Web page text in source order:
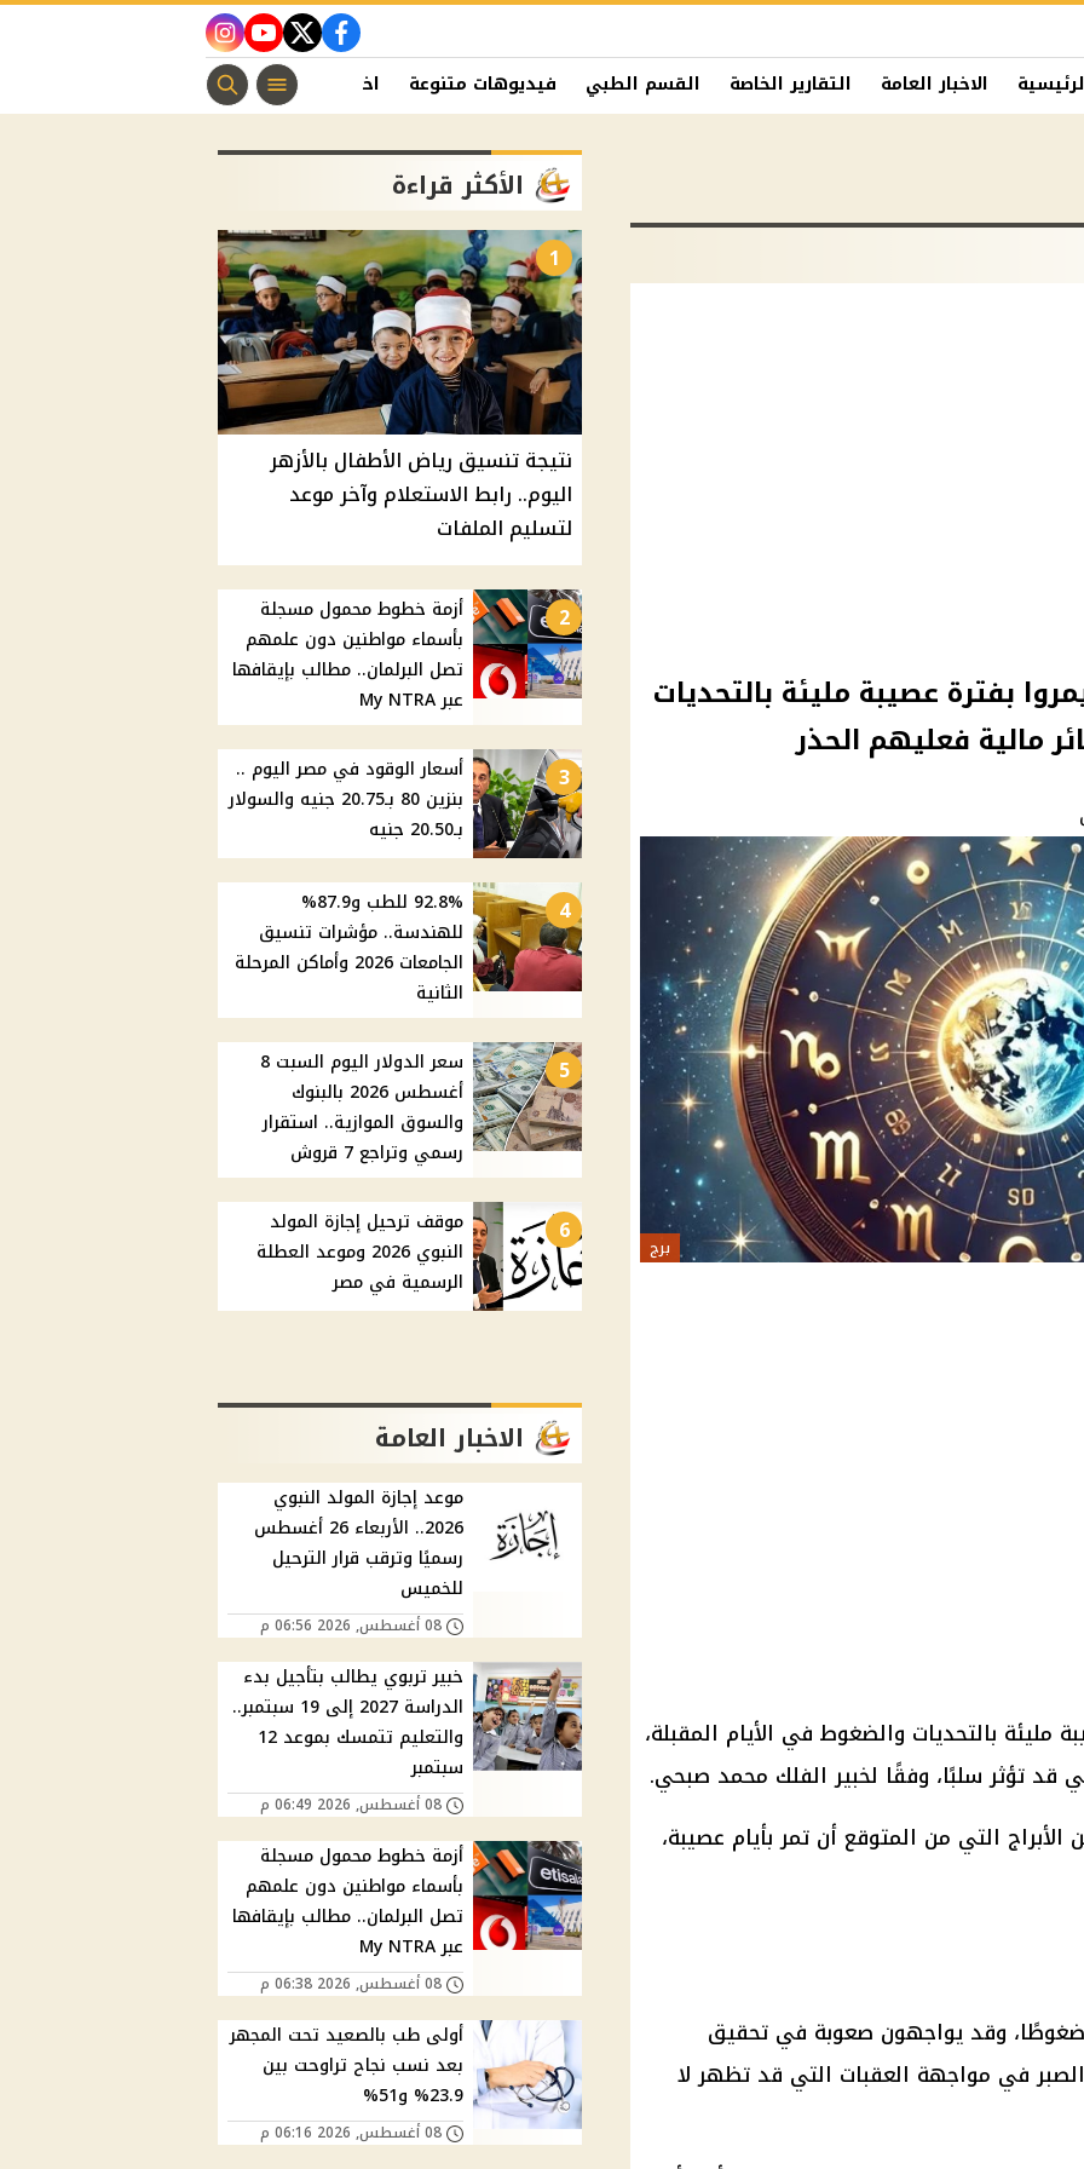
facebook
twitter
youtube
instagram
الاخبار العامة التقارير الخاصة القسم الطبي فيديوهات متنوعة اخبار الفن منوعات مسيحية
بفترة عصيبة مليئة بالتحديات
مالية فعليهم الحذر
برج
مليئة بالتحديات والضغوط في الأيام المقبلة،
تؤثر سلبًا، وفقًا لخبير الفلك محمد صبحي.
التي من المتوقع أن تمر بأيام عصيبة،
وقد يواجهون صعوبة في تحقيق
في مواجهة العقبات التي قد تظهر لا
الأكثر قراءة
1
نتيجة تنسيق رياض الأطفال بالأزهر
اليوم.. رابط الاستعلام وآخر موعد
لتسليم الملفات
2
أزمة خطوط محمول مسجلة
بأسماء مواطنين دون علمهم
تصل البرلمان.. مطالب بإيقافها
عبر My NTRA
3
أسعار الوقود في مصر اليوم ..
بنزين 80 بـ20.75 جنيه والسولار
بـ20.50 جنيه
4
92.8% للطب و87.9%
للهندسة.. مؤشرات تنسيق
الجامعات 2026 وأماكن المرحلة
الثانية
5
سعر الدولار اليوم السبت 8
أغسطس 2026 بالبنوك
والسوق الموازية.. استقرار
رسمي وتراجع 7 قروش
6
موقف ترحيل إجازة المولد
النبوي 2026 وموعد العطلة
الرسمية في مصر
الاخبار العامة
موعد إجازة المولد النبوي
2026.. الأربعاء 26 أغسطس
رسميًا وترقب قرار الترحيل
للخميس
08 أغسطس, 2026 06:56 م
خبير تربوي يطالب بتأجيل بدء
الدراسة 2027 إلى 19 سبتمبر..
والتعليم تتمسك بموعد 12
سبتمبر
08 أغسطس, 2026 06:49 م
أزمة خطوط محمول مسجلة
بأسماء مواطنين دون علمهم
تصل البرلمان.. مطالب بإيقافها
عبر My NTRA
08 أغسطس, 2026 06:38 م
أولى طب بالصعيد تحت المجهر
بعد نسب نجاح تراوحت بين
23.9% و51%
08 أغسطس, 2026 06:16 م